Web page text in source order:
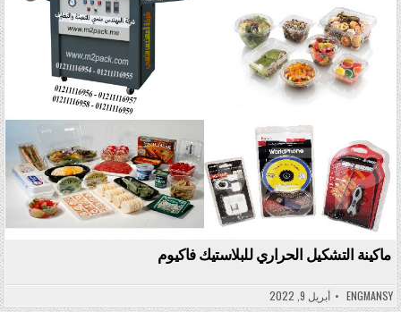
ماكينة التشكيل الحراري للبلاستيك فاكيوم
ENGMANSY أبريل 9, 2022